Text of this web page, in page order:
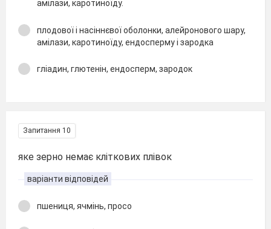
амілази, каротиноїду.
плодової і насіннєвої оболонки, алейронового шару,
амілази, каротиноїду, ендосперму і зародка
гліадин, глютенін, ендосперм, зародок
Запитання 10
яке зерно немає кліткових плівок
варіанти відповідей
пшениця, ячмінь, просо